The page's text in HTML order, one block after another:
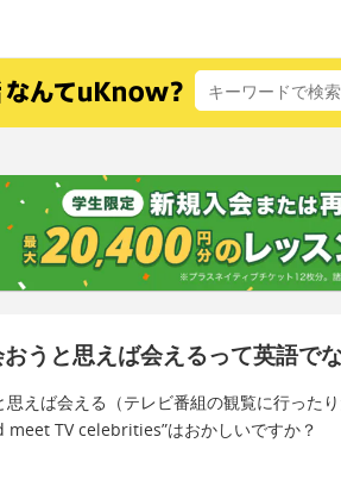
うと思えば会えるって英語で
えば会える（テレビ番組の観覧に行ったり
TV celebrities”はおかしいですか？